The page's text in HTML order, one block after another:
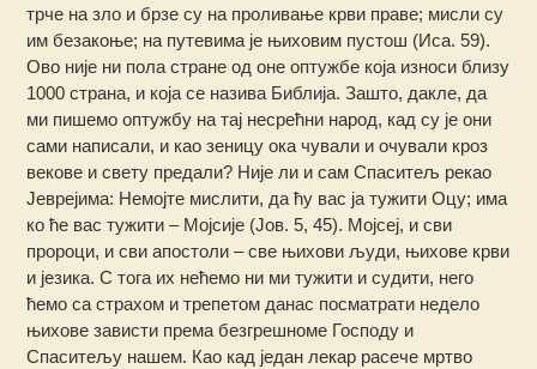
трче на зло и брзе су на проливање крви праве; мисли су
им безакоње; на путевима је њиховим пустош (Иса. 59).
Ово није ни пола стране од оне оптужбе која износи близу
1000 страна, и која се назива Библија. Зашто, дакле, да
ми пишемо оптужбу на тај несрећни народ, кад су је они
сами написали, и као зеницу ока чували и очували кроз
векове и свету предали? Није ли и сам Спаситељ рекао
Јеврејима: Немојте мислити, да ћу вас ја тужити Оцу; има
ко ће вас тужити – Мојсије (Јов. 5, 45). Мојсеј, и сви
пророци, и сви апостоли – све њихови људи, њихове крви
и језика. С тога их нећемо ни ми тужити и судити, него
ћемо са страхом и трепетом данас посматрати недело
њихове зависти према безгрешноме Господу и
Спаситељу нашем. Као кад један лекар расече мртво